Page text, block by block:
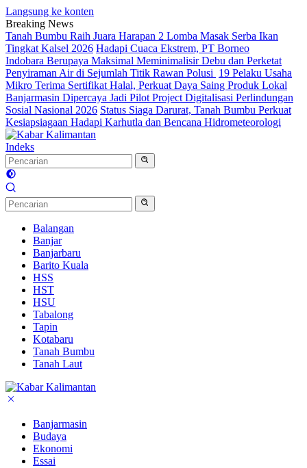
Langsung ke konten
Breaking News
Tanah Bumbu Raih Juara Harapan 2 Lomba Masak Serba Ikan
Tingkat Kalsel 2026 Hadapi Cuaca Ekstrem, PT Borneo
Indobara Berupaya Maksimal Meminimalisir Debu dan Perketat
Penyiraman Air di Sejumlah Titik Rawan Polusi 19 Pelaku Usaha
Mikro Terima Sertifikat Halal, Perkuat Daya Saing Produk Lokal
Banjarmasin Dipercaya Jadi Pilot Project Digitalisasi Perlindungan
Sosial Nasional 2026 Status Siaga Darurat, Tanah Bumbu Perkuat
Kesiapsiagaan Hadapi Karhutla dan Bencana Hidrometeorologi
Indeks
Balangan
Banjar
Banjarbaru
Barito Kuala
HSS
HST
HSU
Tabalong
Tapin
Kotabaru
Tanah Bumbu
Tanah Laut
Banjarmasin
Budaya
Ekonomi
Essai